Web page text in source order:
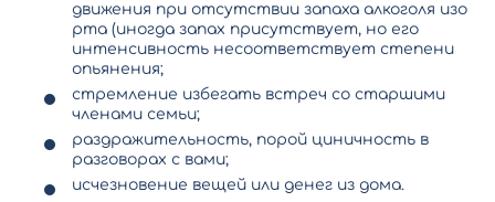
движения при отсутствии запаха алкоголя изо
рта (иногда запах присутствует, но его
интенсивность несоответствует степени
опьянения;
стремление избегать встреч со старшими
членами семьи;
раздражительность, порой циничность в
разговорах с вами;
исчезновение вещей или денег из дома.